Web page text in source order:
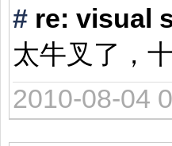
# re: visual
太牛叉了，
2010-08-04